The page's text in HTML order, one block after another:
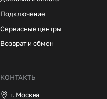
Подключение
Сервисные центры
Возврат и обмен
КОНТАКТЫ
г. Москва